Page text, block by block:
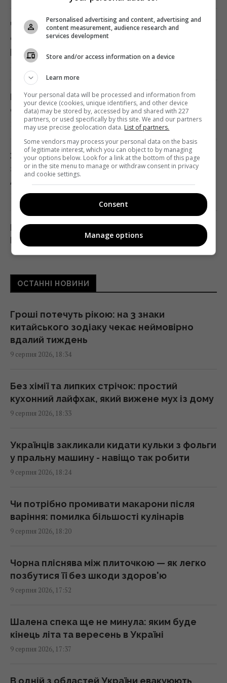
Чоловік перевірив акумулятор
електрокара Tesla після 125 тисяч км:
результат здивував
18:34 неділя, 09 серпня 2026
Італійці випробують в Україні інноваційну
систему ППО "Купол Мікеланджело"
18:28 неділя, 09 серпня 2026
За чотири роки війна зазнала ключової
зміни, що дуже не подобається Путіну, -
ABC News
18:12 неділя, 09 серпня 2026
Гороскоп на 10 серпня за картами Таро:
Близнюкам – старі переконання, Дівам –
цілі
віком у тисячі років: чому він не псується
17:34 неділя, 09 серпня 2026
Україна з прохача допомоги
США, - The Atlantic
17:31 неділя, 09 серпня 2026
бутерброд: експерти дали несподівану
відповідь
17:29 неділя, 09 серпня 2026
У 1946 році люди послали сигнал на Місяць:
відповідь прийшла через 2,5 секунди
17:28 неділя, 09 серпня 2026
10 серпня: церковне свято сьогодні, чому
цього дня треба погладити чорного кота
17:10 неділя, 09 серпня 2026
У РФ кажуть про пуски Х-101 із носіїв КАБів
Су-34: аналітики оцінили, чи це можливо
17:01 неділя, 09 серпня 2026
Гороскоп на 10 серпня: Левам – діяти
ОСТАННІ НОВИНИ
Гроші потечуть рікою: на 3 знаки
китайського зодіаку чекає неймовірно
вдалий тиждень
9 серпня 2026, 18:34
Без хімії та липких стрічок: простий
кухонний лайфхак, який вижене мух із дому
9 серпня 2026, 18:33
Українців закликали кидати кульки з фольги
у пральну машину - навіщо так робити
9 серпня 2026, 18:24
Чи потрібно промивати макарони після
варіння: помилка більшості кулінарів
9 серпня 2026, 18:20
Чорна пліснява між плиточкою — як легко
позбутися її без шкоди здоров'ю
9 серпня 2026, 17:52
Шалена спека ще не минула: яким буде
кінець літа та вересень в Україні
9 серпня 2026, 17:37
В одній з областей України евакуюють
Personalised advertising and content, advertising and
content measurement, audience research and
services development
Store and/or access information on a device
Learn more
Your personal data will be processed and information from
your device (cookies, unique identifiers, and other device
data) may be stored by, accessed by and shared with 227
partners, or used specifically by this site. We and our partners
may use precise geolocation data. List of partners.
Some vendors may process your personal data on the basis
of legitimate interest, which you can object to by managing
your options below. Look for a link at the bottom of this page
or in the site menu to manage or withdraw consent in privacy
and cookie settings.
Consent
Manage options